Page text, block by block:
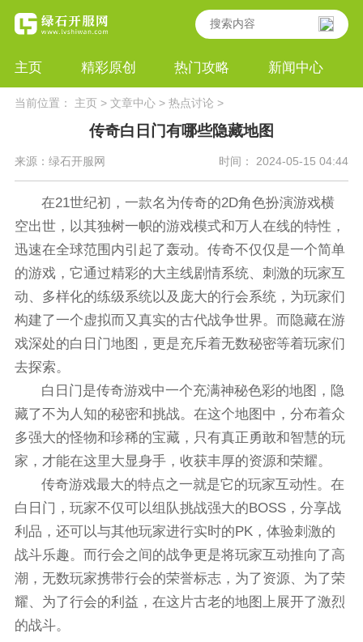
主页 精彩原创 热门攻略 新闻中心
当前位置： 主页> 文章中心> 热点讨论 >
传奇白日门有哪些隐藏地图
来源：绿石开服网 时间： 2024-05-15 04:44
在21世纪初，一款名为传奇的2D角色扮演游戏横
空出世，以其独树一帜的游戏模式和万人在线的特性，
迅速在全球范围内引起了轰动。传奇不仅仅是一个简单
的游戏，它通过精彩的大主线剧情系统、刺激的玩家互
动、多样化的练级系统以及庞大的行会系统，为玩家们
构建了一个虚拟而又真实的古代战争世界。而隐藏在游
戏深处的白日门地图，更是充斥着无数秘密等着玩家们
去探索。
白日门是传奇游戏中一个充满神秘色彩的地图，隐
藏了不为人知的秘密和挑战。在这个地图中，分布着众
多强大的怪物和珍稀的宝藏，只有真正勇敢和智慧的玩
家，才能在这里大显身手，收获丰厚的资源和荣耀。
传奇游戏最大的特点之一就是它的玩家互动性。在
白日门，玩家不仅可以组队挑战强大的BOSS，分享战
利品，还可以与其他玩家进行实时的PK，体验刺激的
战斗乐趣。而行会之间的战争更是将玩家互动推向了高
潮，无数玩家携带行会的荣誉标志，为了资源、为了荣
耀、为了行会的利益，在这片古老的地图上展开了激烈
的战斗。